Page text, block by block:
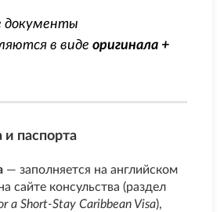
документы
в виде оригинала +
и паспорта
— заполняется на английском
сайте консульства (раздел
a Short-Stay Caribbean Visa),